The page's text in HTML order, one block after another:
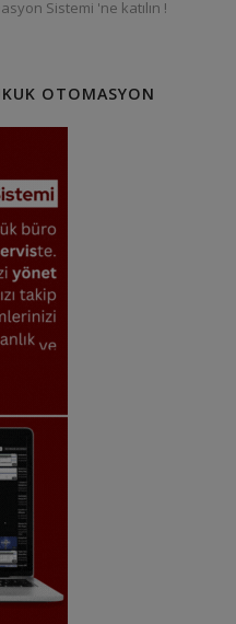
Sistemi 'ne katılın !
OTOMASYON